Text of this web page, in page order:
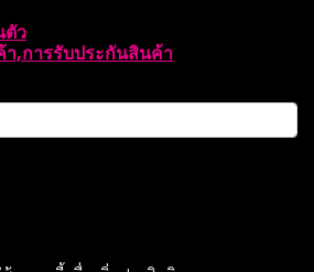
ตัว
า,การรับประกันสินค้า